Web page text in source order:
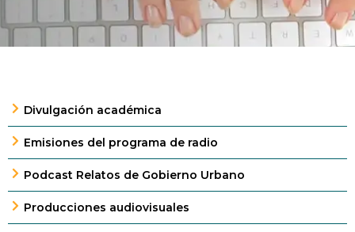
Divulgación académica
Emisiones del programa de radio
Podcast Relatos de Gobierno Urbano
Producciones audiovisuales